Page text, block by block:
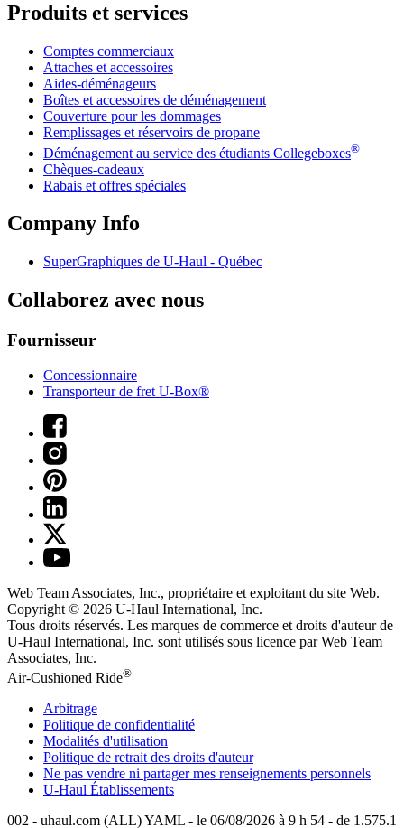
Produits et services
Comptes commerciaux
Attaches et accessoires
Aides-déménageurs
Boîtes et accessoires de déménagement
Couverture pour les dommages
Remplissages et réservoirs de propane
Déménagement au service des étudiants Collegeboxes®
Chèques-cadeaux
Rabais et offres spéciales
Company Info
SuperGraphiques de U-Haul - Québec
Collaborez avec nous
Fournisseur
Concessionnaire
Transporteur de fret U-Box®
Web Team Associates, Inc., propriétaire et exploitant du site Web.
Copyright © 2026 U-Haul International, Inc.
Tous droits réservés. Les marques de commerce et droits d'auteur de
U-Haul International, Inc. sont utilisés sous licence par Web Team
Associates, Inc.
Air-Cushioned Ride®
Arbitrage
Politique de confidentialité
Modalités d'utilisation
Politique de retrait des droits d'auteur
Ne pas vendre ni partager mes renseignements personnels
U-Haul Établissements
002 - uhaul.com (ALL) YAML - le 06/08/2026 à 9 h 54 - de 1.575.1